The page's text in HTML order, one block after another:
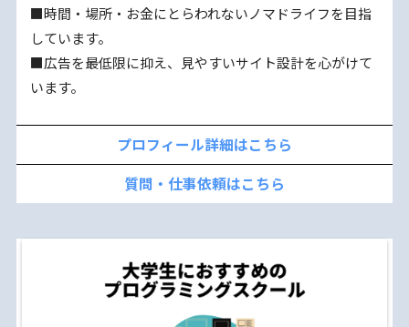
■時間・場所・お金にとらわれないノマドライフを目指
しています。
■広告を最低限に抑え、見やすいサイト設計を心がけて
います。
プロフィール詳細はこちら
質問・仕事依頼はこちら